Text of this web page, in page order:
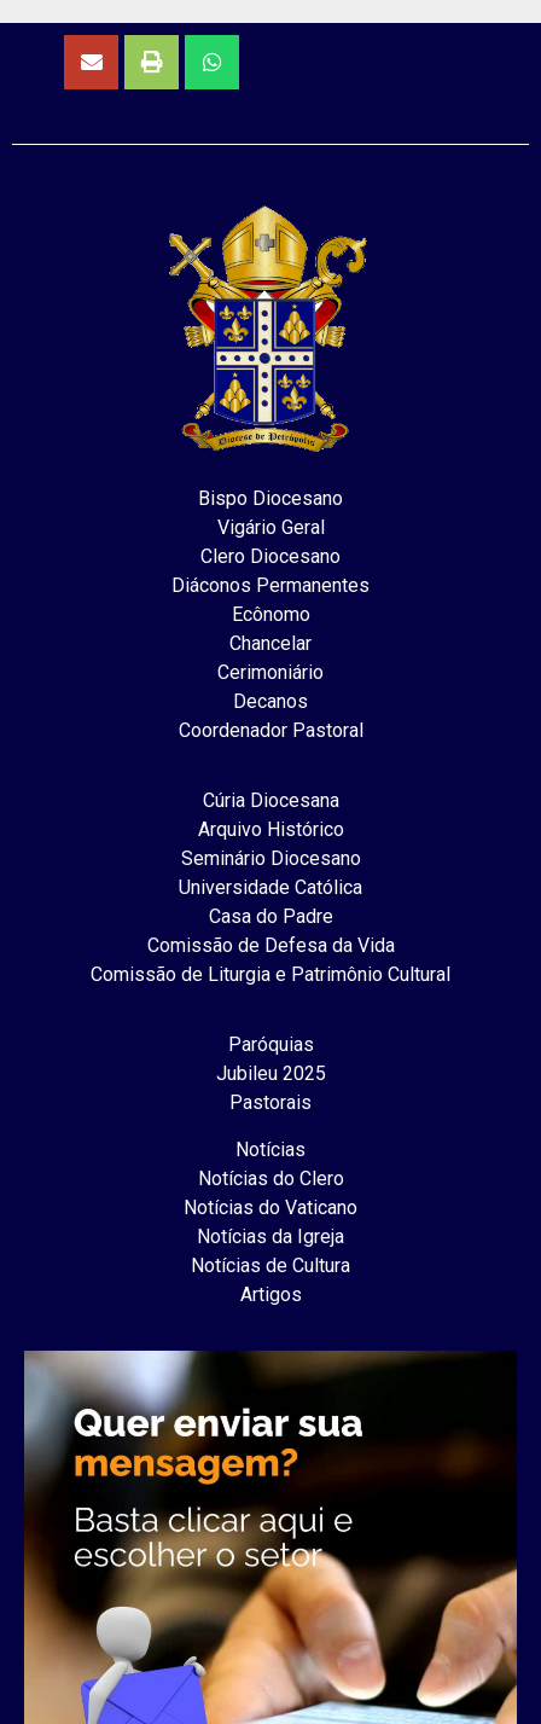
Bispo Diocesano
Vigário Geral
Clero Diocesano
Diáconos Permanentes
Ecônomo
Chancelar
Cerimoniário
Decanos
Coordenador Pastoral
Cúria Diocesana
Arquivo Histórico
Seminário Diocesano
Universidade Católica
Casa do Padre
Comissão de Defesa da Vida
Comissão de Liturgia e Patrimônio Cultural
Paróquias
Jubileu 2025
Pastorais
Notícias
Notícias do Clero
Notícias do Vaticano
Notícias da Igreja
Notícias de Cultura
Artigos